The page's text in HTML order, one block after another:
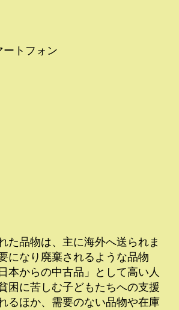
ートフォン
た品物は、主に海外へ送られま
になり廃棄されるような品物
本からの中古品」として高い人
困に苦しむ子どもたちへの支援
るほか、需要のない品物や在庫